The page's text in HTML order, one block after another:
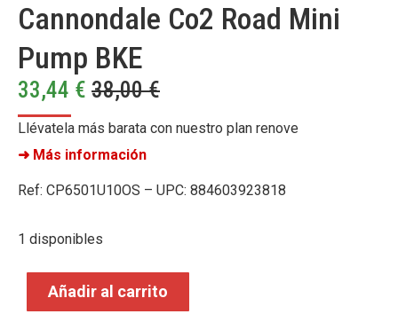
Cannondale Co2 Road Mini
Pump BKE
33,44 € 38,00€
Llévatela más barata con nuestro plan renove
➜ Más información
Ref: CP6501U10OS – UPC: 884603923818
1 disponibles
Añadir al carrito